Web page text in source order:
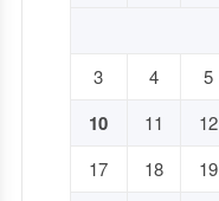
3
4 5
10 11 12
17
18 19